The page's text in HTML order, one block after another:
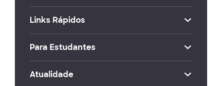
Links Rápidos
Para Estudantes
Atualidade